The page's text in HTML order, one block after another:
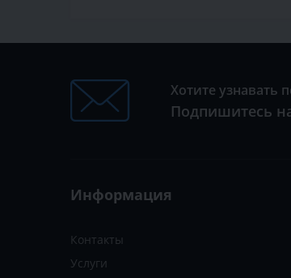
Хотите узнавать
Подпишитесь
Информация
Контакты
Услуги